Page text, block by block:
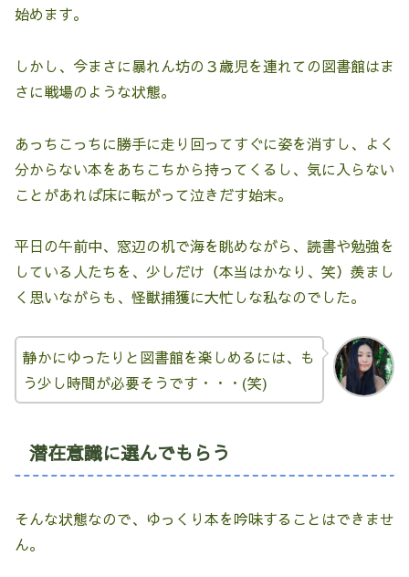
始めます。
しかし、今まさに暴れん坊の３歳児を連れての図書館はま
さに戦場のような状態。
あっちこっちに勝手に走り回ってすぐに姿を消すし、よく
分からない本をあちこちから持ってくるし、気に入らない
ことがあれば床に転がって泣きだす始末。
平日の午前中、窓辺の机で海を眺めながら、読書や勉強を
している人たちを、少しだけ（本当はかなり、笑）羨まし
く思いながらも、怪獣捕獲に大忙しな私なのでした。
静かにゆったりと図書館を楽しめるには、も
う少し時間が必要そうです・・・(笑)
潜在意識に選んでもらう
そんな状態なので、ゆっくり本を吟味することはできませ
ん。